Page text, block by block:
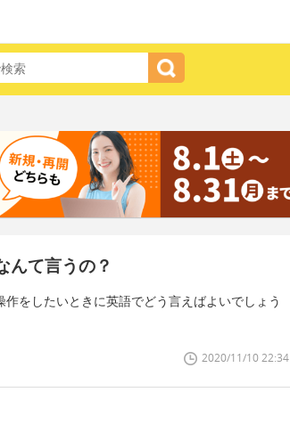
んて言うの？
をしたいときに英語でどう言えばよいでしょう
2020/11/10 22:34